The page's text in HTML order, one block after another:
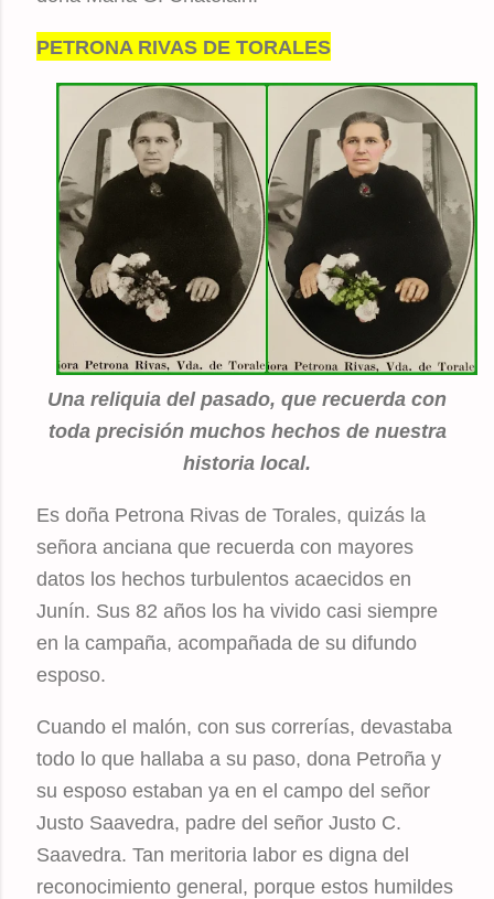
PETRONA RIVAS DE TORALES
Una reliquia del pasado, que recuerda con
toda precisión muchos hechos de nuestra
historia local.
Es doña Petrona Rivas de Torales, quizás la
señora anciana que recuerda con mayores
datos los hechos turbulentos acaecidos en
Junín. Sus 82 años los ha vivido casi siempre
en la campaña, acompañada de su difundo
esposo.
Cuando el malón, con sus correrías, devastaba
todo lo que hallaba a su paso, dona Petroña y
su esposo estaban ya en el campo del señor
Justo Saavedra, padre del señor Justo C.
Saavedra. Tan meritoria labor es digna del
reconocimiento general, porque estos humildes